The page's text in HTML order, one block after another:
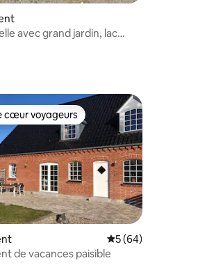
avec grand jardin, lac
voyageurs les plus appréciés
cœur voyageurs
Évaluation
5 (64)
de vacances paisible